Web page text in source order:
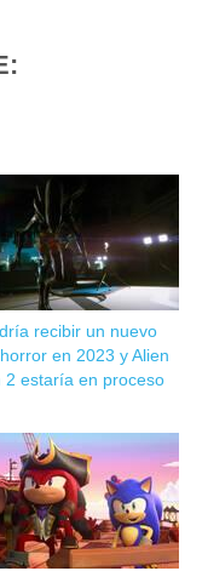
recibir un nuevo
en 2023 y Alien
2 estaría en proceso